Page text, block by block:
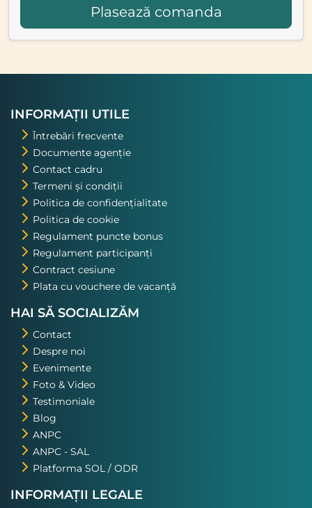
Plasează comanda
INFORMAȚII UTILE
Întrebări frecvente
Documente agenție
Contact cadru
Termeni și condiții
Politica de confidențialitate
Politica de cookie
Regulament puncte bonus
Regulament participanți
Contract cesiune
Plata cu vouchere de vacanță
HAI SĂ SOCIALIZĂM
Contact
Despre noi
Evenimente
Foto & Video
Testimoniale
Blog
ANPC
ANPC - SAL
Platforma SOL / ODR
INFORMAȚII LEGALE